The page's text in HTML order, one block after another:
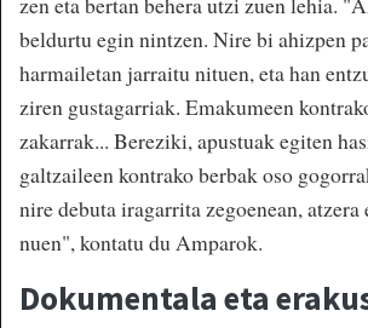
beldurtu egin nintzen. Nire bi ahizpen
harmailetan jarraitu nituen, eta han
ziren gustagarriak. Emakumeen
zakarrak... Bereziki, apustuak egiten
galtzaileen kontrako berbak oso
nire debuta iragarrita zegoenean, atzera
nuen", kontatu du Amparok.
Dokumentala eta